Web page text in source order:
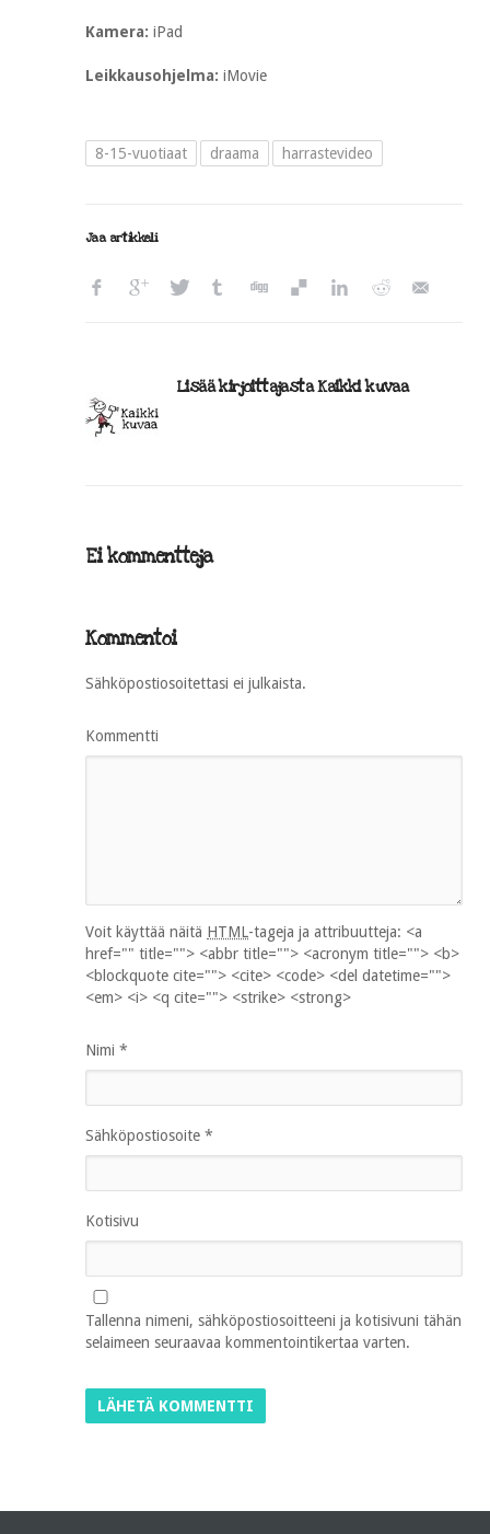
Kamera: iPad
Leikkausohjelma: iMovie
8-15-vuotiaat draama harrastevideo
Jaa artikkeli
Lisää kirjoittajasta Kaikki kuvaa
Ei kommentteja
Kommentoi
Sähköpostiosoitettasi ei julkaista.
Kommentti
Voit käyttää näitä HTML-tageja ja attribuutteja: <a
href="" title=""> <abbr title=""> <acronym title=""> <b>
<blockquote cite=""> <cite> <code> <del datetime="">
<em> <i> <q cite=""> <strike> <strong>
Nimi *
Sähköpostiosoite *
Kotisivu
Tallenna nimeni, sähköpostiosoitteeni ja kotisivuni tähän
selaimeen seuraavaa kommentointikertaa varten.